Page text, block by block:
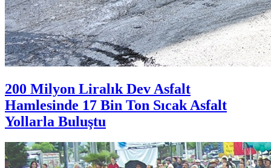
200 Milyon Liralık Dev Asfalt
Hamlesinde 17 Bin Ton Sıcak Asfalt
Yollarla Buluştu